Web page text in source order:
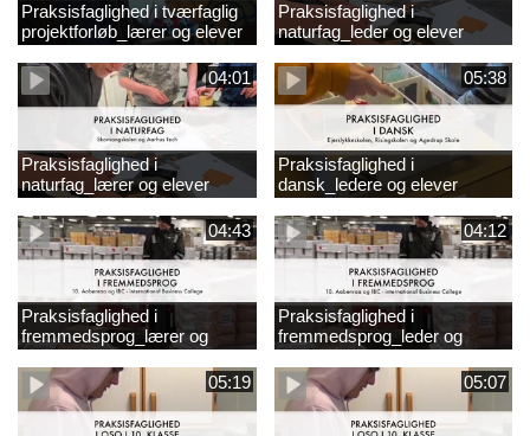
Praksisfaglighed i tværfaglig
projektforløb_lærer og elever
Praksisfaglighed i
naturfag_leder og elever
04:01
Praksisfaglighed i
naturfag_lærer og elever
05:38
Praksisfaglighed i
dansk_ledere og elever
04:43
Praksisfaglighed i
fremmedsprog_lærer og
elever
04:12
Praksisfaglighed i
fremmedsprog_leder og
elever
05:19
05:07